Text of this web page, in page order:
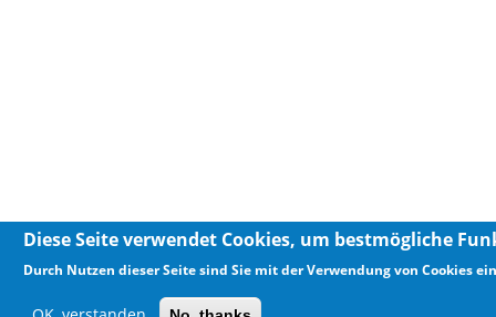
Diese Seite verwendet Cookies, um bestmögliche
Durch Nutzen dieser Seite sind Sie mit der Verwendung von Cookies